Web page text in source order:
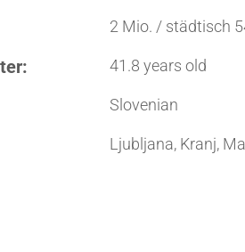
2 Mio. / städtisch
41.8 years old
Slovenian
Ljubljana, Kranj,